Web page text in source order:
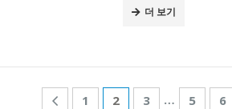
더 보기
1 2 3 … 5 6